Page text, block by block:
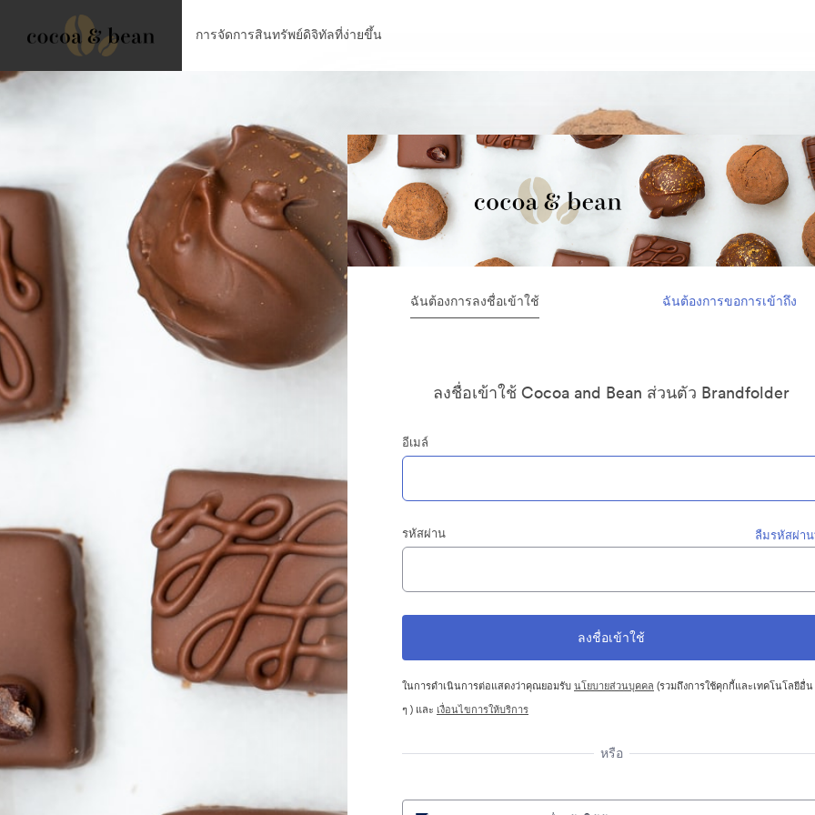
การจัดการสินทรัพย์ดิจิทัลที่ง่ายขึ้น
ฉันต้องการลงชื่อเข้าใช้ ฉันต้องการขอการเข้าถึง
ลงชื่อเข้าใช้ Cocoa and Bean ส่วนตัว Brandfolder
อีเมล์
รหัสผ่าน ลืมรหัสผ่า
ในการดำเนินการต่อแสดงว่าคุณยอมรับนโยบายส่วนบุคคล (รวมถึงการใช้คุกกี้และเทคโนโลยีอื่น
ๆ ) และ เงื่อนไขการให้บริการ
หรือ